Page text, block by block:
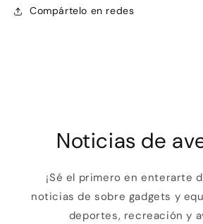
Compártelo en redes
Noticias de
¡Sé el primero en enterarte
noticias de sobre gadgets y
deportes, recreación y